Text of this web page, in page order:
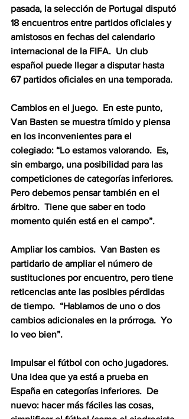
pasada, la selección de Portugal disputó
18 encuentros entre partidos oficiales y
amistosos en fechas del calendario
internacional de la FIFA.  Un club
español puede llegar a disputar hasta
67 partidos oficiales en una temporada.
Cambios en el juego.  En este punto,
Van Basten se muestra tímido y piensa
en los inconvenientes para el
colegiado: “Lo estamos valorando.  Es,
sin embargo, una posibilidad para las
competiciones de categorías inferiores.
Pero debemos pensar también en el
árbitro.  Tiene que saber en todo
momento quién está en el campo”.
Ampliar los cambios.  Van Basten es
partidario de ampliar el número de
sustituciones por encuentro, pero tiene
reticencias ante las posibles pérdidas
de tiempo.  “Hablamos de uno o dos
cambios adicionales en la prórroga.  Yo
lo veo bien”.
Impulsar el fútbol con ocho jugadores.
Una idea que ya está a prueba en
España en categorías inferiores.  De
nuevo: hacer más fáciles las cosas,